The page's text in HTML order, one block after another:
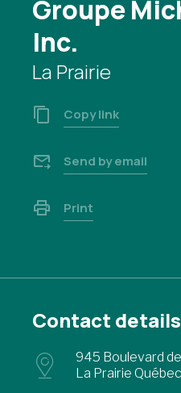
Groupe
Inc.
La Prairie
Copy link
Send by email
Print
Contact details
945 Boulevard
La Prairie